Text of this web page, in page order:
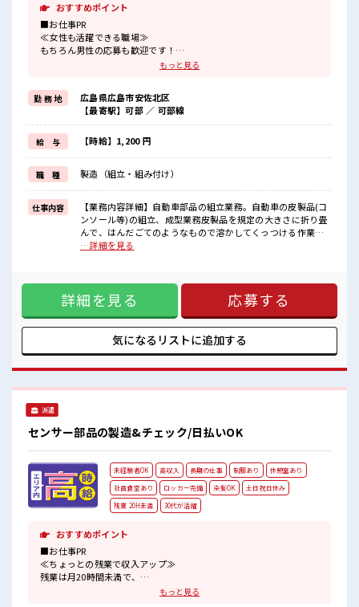
おすすめポイント
■お仕事PR
≪女性も活躍できる職場≫
もちろん男性の応募も歓迎です！
≪ちょっとの残業で収入アップ≫
ほどよく稼げます♪
≪ヘアカラーOKで自由な雰囲気の職場≫
明るすぎたり奇抜でなければ基本的に自由！
(規定有)≪機能的な制服アリ≫
制服があるので、
毎日の服装の悩み解消♪
≪初めての仕事だけど自分にもできそう≫
新しいことにチャレンジするのは不安だけど、
しっかり働く環境が整っています！
イチからスキルUP・ステップUP目指していきましょう！
■職場の雰囲気
女性が多い職場ですが男女は問いません！
髪型自由な職場！
一息つける休憩スペースもあります！
もっと見る
勤 務 地
広島県広島市安佐北区
【最寄駅】可部 ／ 可部線
給 与 【時給】1,200 円
職 種 製造（組立・組み付け）
仕事内容
【業務内容詳細】自動車部品の組立業務。自動車の皮製品(コ
ンソール等)の組立、成型業務皮製品を規定の大きさに折り畳
んで、はんだごてのようなもので溶かしてくっつける作業。
【取扱製品情報】自動車部品 ■お仕事PR ≪女性も活躍できる
ヘアカラーOKで自由な雰囲気の職場≫ 明るすぎたり奇抜でな
ければ基本的に自由！ (規定有)≪機能的な制服アリ≫ 制服が
あるので、 毎日の服装の悩み解消♪ ≪初めての仕事だけど自
分にもできそう≫ 新しいことにチャレンジするのは不安だけ
ど、 しっかり働く環境が整っています！ イチからスキルUP・
ステップUP目指していきましょう！ ■職場の雰囲気 女性が多
髪型にこだわりのあるアナタは必見！ 髪型自由な職場！ 一息
つける休憩スペースもあります！
…詳細を見る
詳細を見る 応募する
気になるリストに追加する
派遣
センサー部品の製造&チェック/日払いOK
未経験者OK 高収入 長期の仕事 制服あり
休憩室あり
社員食堂あり
ロッカー完備 染髪OK
土日祝日休み
残業 20H未満
30代が活躍
おすすめポイント
■お仕事PR
≪ちょっとの残業で収入アップ≫
残業は月20時間未満で、
もっと見る